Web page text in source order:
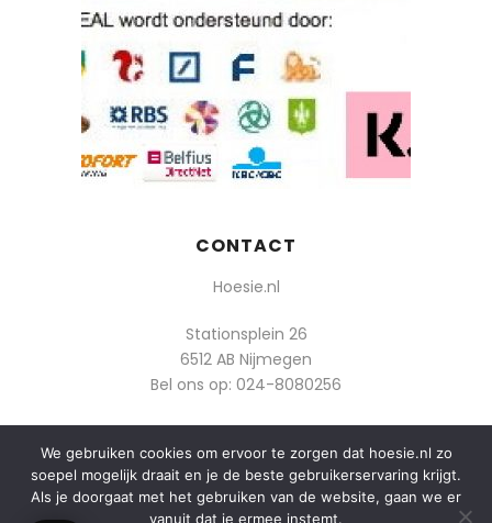
CONTACT
Hoesie.nl
Stationsplein 26
6512 AB Nijmegen
Bel ons op: 024-8080256
Of mail: info@hoesie.nl
We gebruiken cookies om ervoor te zorgen dat hoesie.nl zo
soepel mogelijk draait en je de beste gebruikerservaring krijgt.
Als je doorgaat met het gebruiken van de website, gaan we er
vanuit dat je ermee instemt.